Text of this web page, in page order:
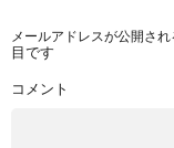
メールアドレスが公開され
目です
コメント